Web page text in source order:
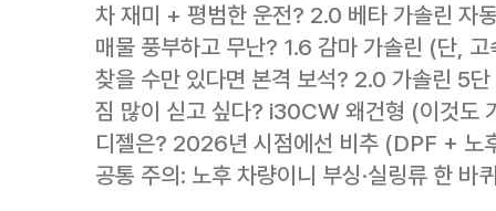
차 재미 + 평범한 운전? 2.0 베타 가솔린 자
매물 풍부하고 무난? 1.6 감마 가솔린 (단,
찾을 수만 있다면 본격 보석? 2.0 가솔린 5단
짐 많이 싣고 싶다? i30CW 왜건형 (이것도
디젤은? 2026년 시점에선 비추 (DPF + 노
공통 주의: 노후 차량이니 부싱·실링류 한 바